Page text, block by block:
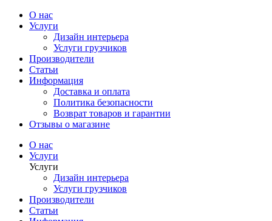
О нас
Услуги
Дизайн интерьера
Услуги грузчиков
Производители
Статьи
Информация
Доставка и оплата
Политика безопасности
Возврат товаров и гарантии
Отзывы о магазине
О нас
Услуги
Услуги
Дизайн интерьера
Услуги грузчиков
Производители
Статьи